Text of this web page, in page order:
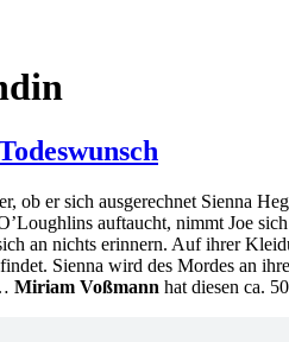
ob er sich ausgerechnet Sienna
auftaucht, nimmt Joe
an nichts erinnern. Auf ihrer
Sienna wird des Mordes an
Miriam Voßmann hat diesen ca.